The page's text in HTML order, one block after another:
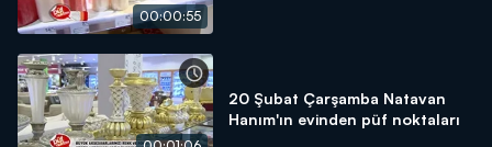
00:00:55
20 Şubat Çarşamba Natavan
Hanım'ın evinden püf noktaları